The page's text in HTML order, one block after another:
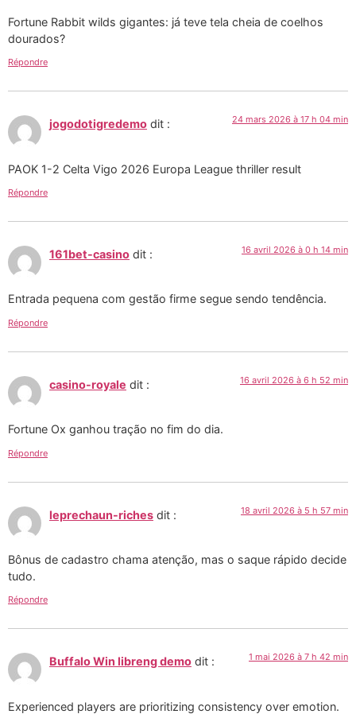
Fortune Rabbit wilds gigantes: já teve tela cheia de coelhos
dourados?
Répondre
jogodotigredemo dit : 24 mars 2026 à 17 h 04 min
PAOK 1-2 Celta Vigo 2026 Europa League thriller result
Répondre
161bet-casino dit : 16 avril 2026 à 0 h 14 min
Entrada pequena com gestão firme segue sendo tendência.
Répondre
casino-royale dit : 16 avril 2026 à 6 h 52 min
Fortune Ox ganhou tração no fim do dia.
Répondre
leprechaun-riches dit : 18 avril 2026 à 5 h 57 min
Bônus de cadastro chama atenção, mas o saque rápido decide
tudo.
Répondre
Buffalo Win libreng demo dit : 1 mai 2026 à 7 h 42 min
Experienced players are prioritizing consistency over emotion.